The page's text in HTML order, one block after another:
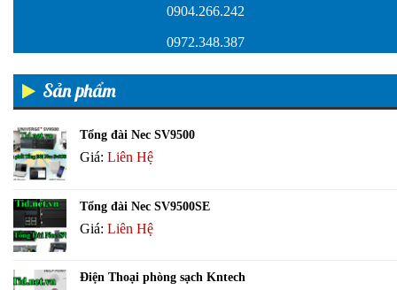
0904.266.242
0972.348.387
Sản phẩm
Tổng đài Nec SV9500
Giá: Liên Hệ
Tổng đài Nec SV9500SE
Giá: Liên Hệ
Điện Thoại phòng sạch Kntech